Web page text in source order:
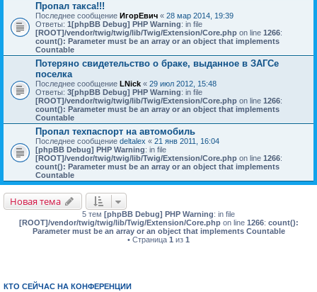
Пропал такса!!!
Последнее сообщение ИгорЕвич « 28 мар 2014, 19:39
Ответы: 1[phpBB Debug] PHP Warning: in file
[ROOT]/vendor/twig/twig/lib/Twig/Extension/Core.php on line 1266:
count(): Parameter must be an array or an object that implements
Countable
Потеряно свидетельство о браке, выданное в ЗАГСе
поселка
Последнее сообщение LNick « 29 июл 2012, 15:48
Ответы: 3[phpBB Debug] PHP Warning: in file
[ROOT]/vendor/twig/twig/lib/Twig/Extension/Core.php on line 1266:
count(): Parameter must be an array or an object that implements
Countable
Пропал техпаспорт на автомобиль
Последнее сообщение deltalex « 21 янв 2011, 16:04
[phpBB Debug] PHP Warning: in file
[ROOT]/vendor/twig/twig/lib/Twig/Extension/Core.php on line 1266:
count(): Parameter must be an array or an object that implements
Countable
Новая тема
5 тем [phpBB Debug] PHP Warning: in file
[ROOT]/vendor/twig/twig/lib/Twig/Extension/Core.phpon line 1266: count():
Parameter must be an array or an object that implements Countable
• Страница 1 из 1
КТО СЕЙЧАС НА КОНФЕРЕНЦИИ